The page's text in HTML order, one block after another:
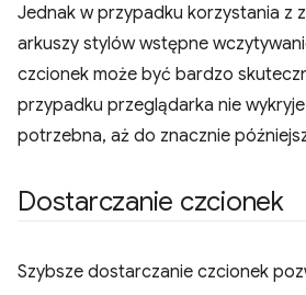
Jednak w przypadku korzystania z
arkuszy stylów wstępne
czcionek może być bardzo
przypadku przeglądarka nie
potrzebna, aż do znacznie
Dostarczanie czcionek
Szybsze dostarczanie czcionek